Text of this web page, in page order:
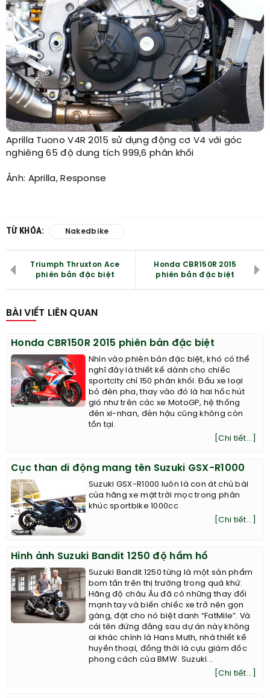
Aprilla Tuono V4R 2015 sử dụng động cơ V4 với góc
nghiêng 65 độ dung tích 999,6 phân khối
Ảnh: Aprilla, Response
TỪ KHÓA: Nakedbike
Triumph Thruxton Ace
phiên bản đặc biệt
Honda CBR150R 2015
phiên bản đặc biệt
BÀI VIẾT LIÊN QUAN
Honda CBR150R 2015 phiên bản đặc biệt
Nhìn vào phiên bản đặc biệt, khó có thể
nghĩ đây là thiết kế dành cho chiếc
sportcity chỉ 150 phân khối. Đầu xe loại
bỏ đèn pha, thay vào đó là hai hốc hút
gió như trên các xe MotoGP, hệ thống
đèn xi-nhan, đèn hậu cũng không còn
tồn tại.
[Chi tiết...]
Cục than di động mang tên Suzuki GSX-R1000
Suzuki GSX-R1000 luôn là con át chủ bài
của hãng xe mặt trời mọc trong phân
khúc sportbike 1000cc
[Chi tiết...]
Hình ảnh Suzuki Bandit 1250 độ hầm hố
Suzuki Bandit 1250 từng là một sản phẩm
bom tấn trên thị trường trong quá khứ.
Hãng độ châu Âu đã có những thay đổi
mạnh tay và biến chiếc xe trở nên gọn
gàng, đặt cho nó biệt danh “FatMile”. Và
cái tên đứng đằng sau dự án này không
ai khác chính là Hans Muth, nhà thiết kế
huyền thoại, đồng thời là cựu giám đốc
phong cách của BMW. ​Suzuki...
[Chi tiết...]